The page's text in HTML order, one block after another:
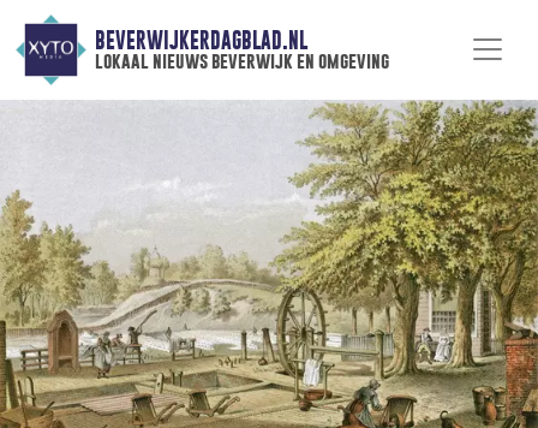
BEVERWIJKERDAGBLAD.NL
lokaal nieuws beverwijk en omgeving